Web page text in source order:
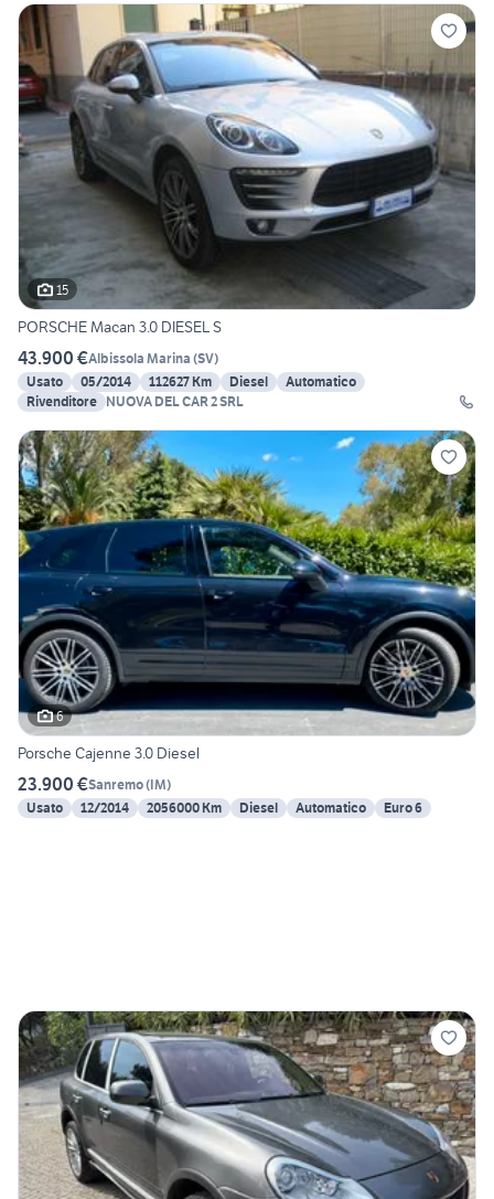
15
PORSCHE Macan 3.0 DIESEL S
43.900 €Albissola Marina (SV)
Usato
05/2014 112627 Km Diesel
Automatico
Rivenditore NUOVA DEL CAR 2 SRL
6
Porsche Cajenne 3.0 Diesel
23.900 €Sanremo(IM)
Usato
12/2014 2056000 Km Diesel Automatico Euro 6